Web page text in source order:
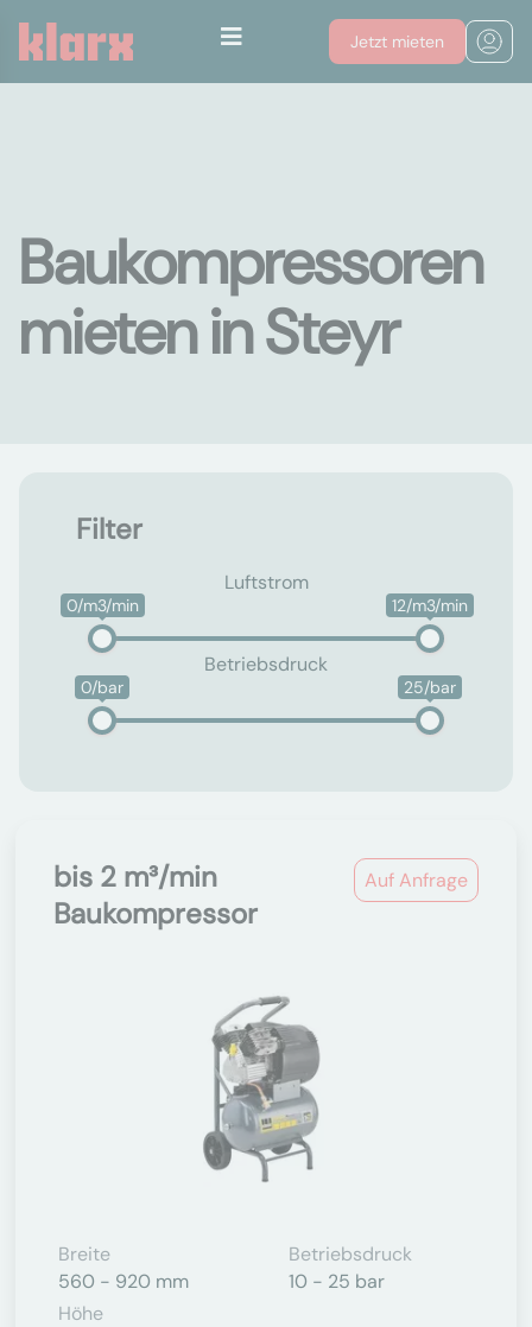
Jetzt mieten
Baukompressoren
mieten in Steyr
Filter
Luftstrom
0/m3/min 12/m3/min
Betriebsdruck
0/bar 25/bar
Auf Anfrage
bis 2 m³/min
Baukompressor
Breite
560 - 920 mm
Betriebsdruck
10 - 25 bar
Höhe